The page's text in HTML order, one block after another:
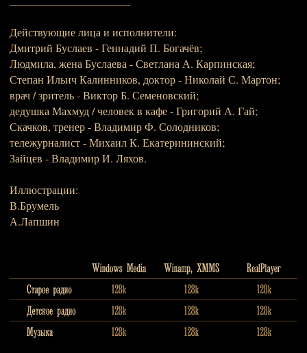
Действующие лица и исполнители:
Дмитрий Буслаев - Геннадий П. Богачёв;
Людмила, жена Буслаева - Светлана А. Карпинская;
Степан Ильич Калинников, доктор - Николай С. Мартон;
врач / зритель - Виктор Б. Семеновский;
дедушка Махмуд / человек в кафе - Григорий А. Гай;
Скачков, тренер - Владимир Ф. Солодников;
тележурналист - Михаил К. Екатерининский;
Зайцев - Владимир И. Ляхов.
Иллюстрации:
В.Брумель
А.Лапшин